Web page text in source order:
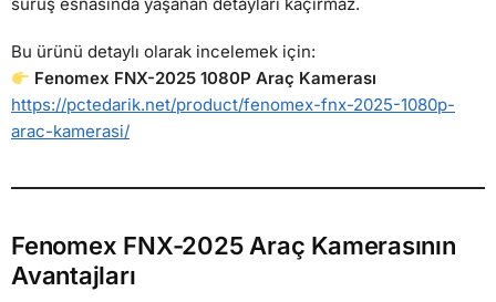
Bu ürünü detaylı olarak incelemek için:
Fenomex FNX-2025 1080P Araç Kamerası
https://pctedarik.net/product/fenomex-fnx-2025-1080p-
arac-kamerasi/
Fenomex FNX-2025 Araç Kamerasının
Avantajları